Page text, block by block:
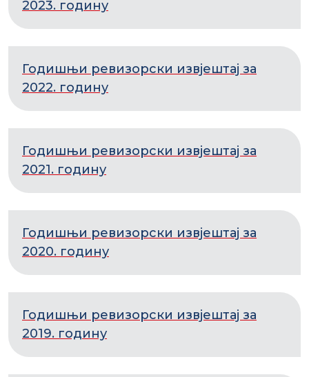
2023. годину
Годишњи ревизорски извјештај за
2022. годину
Годишњи ревизорски извјештај за
2021. годину
Годишњи ревизорски извјештај за
2020. годину
Годишњи ревизорски извјештај за
2019. годину